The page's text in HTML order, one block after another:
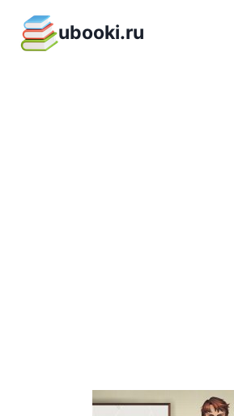
содержимому
ubooki.ru